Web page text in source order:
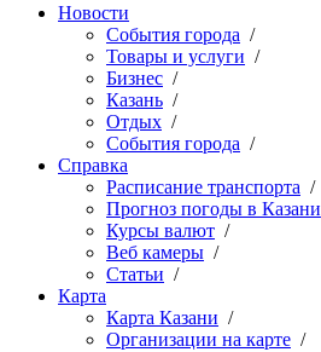
Новости
События города /
Товары и услуги /
Бизнес /
Казань /
Отдых /
События города /
Справка
Расписание транспорта /
Прогноз погоды в Казани
Курсы валют /
Веб камеры /
Статьи /
Карта
Карта Казани /
Организации на карте /